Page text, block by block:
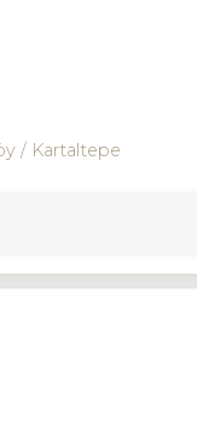
/ Kartaltepe